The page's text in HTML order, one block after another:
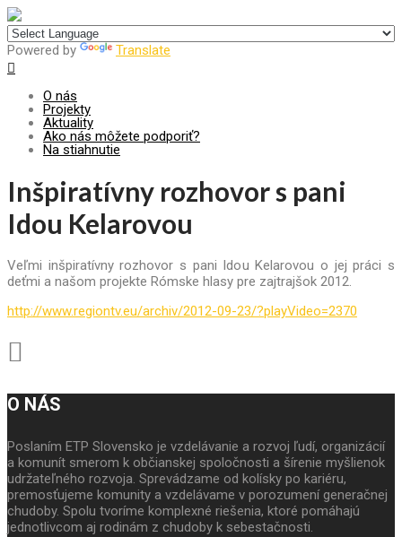
Powered by Translate
O nás
Projekty
Aktuality
Ako nás môžete podporiť?
Na stiahnutie
Inšpiratívny rozhovor s pani
Idou Kelarovou
Veľmi inšpiratívny rozhovor s pani Idou Kelarovou o jej práci s
deťmi a našom projekte Rómske hlasy pre zajtrajšok 2012.
http://www.regiontv.eu/archiv/2012-09-23/?playVideo=2370
O NÁS
Poslaním ETP Slovensko je vzdelávanie a rozvoj ľudí, organizácií
a komunít smerom k občianskej spoločnosti a šírenie myšlienok
udržateľného rozvoja. Sprevádzame od kolísky po kariéru,
premosťujeme komunity a vzdelávame v porozumení generačnej
chudoby. Spolu tvoríme komplexné riešenia, ktoré pomáhajú
jednotlivcom aj rodinám z chudoby k sebestačnosti.